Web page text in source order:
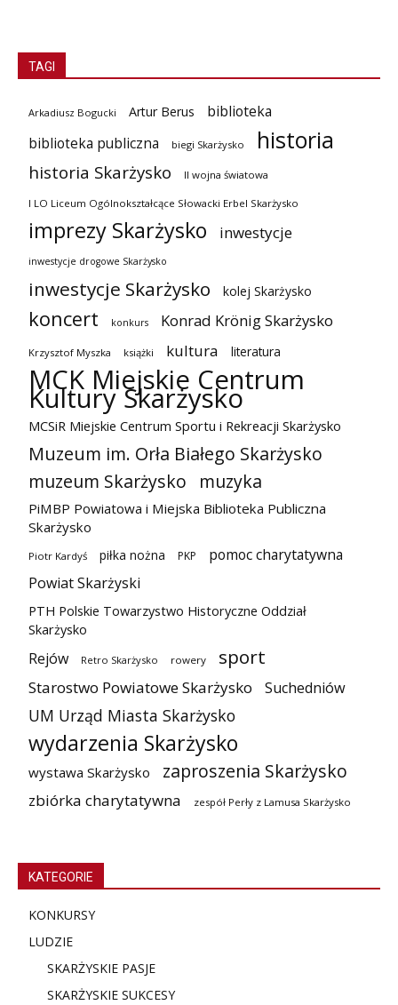
TAGI
Arkadiusz Bogucki Artur Berus
biblioteka
biblioteka publiczna
biegi Skarżysko historia
historia Skarżysko II wojna światowa
I LO Liceum Ogólnokształcące Słowacki Erbel Skarżysko
imprezy Skarżysko inwestycje
inwestycje drogowe Skarżysko
inwestycje Skarżysko kolej Skarżysko
koncert konkurs Konrad Krönig Skarżysko
Krzysztof Myszka książki kultura literatura
MCK Miejskie Centrum
Kultury Skarżysko
MCSiR Miejskie Centrum Sportu i Rekreacji Skarżysko
Muzeum im. Orła Białego Skarżysko
muzeum Skarżysko
muzyka
PiMBP Powiatowa i Miejska Biblioteka Publiczna
Skarżysko
Piotr Kardyś piłka nożna PKP
pomoc charytatywna
Powiat Skarżyski
PTH Polskie Towarzystwo Historyczne Oddział
Skarżysko
Rejów Retro Skarżysko rowery sport
Starostwo Powiatowe Skarżysko Suchedniów
UM Urząd Miasta Skarżysko
wydarzenia Skarżysko
wystawa Skarżysko zaproszenia Skarżysko
zbiórka charytatywna zespół Perły z Lamusa Skarżysko
KATEGORIE
KONKURSY
LUDZIE
SKARŻYSKIE PASJE
SKARŻYSKIE SUKCESY